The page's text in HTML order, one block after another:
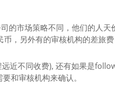
的市场策略不同，他们的人
，另外有的审核机构的差旅费
近不同收费), 还有如果是
和审核机构来确认。